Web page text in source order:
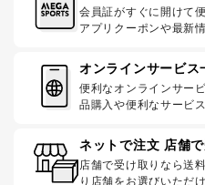
会員証がすぐに開けて便
アプリクーポンや最新
オンラインサービス
便利なオンラインサー
品購入や便利なサービ
ネットで注文 店舗で
店舗で受け取りなら送
り店舗をお選びいただけ